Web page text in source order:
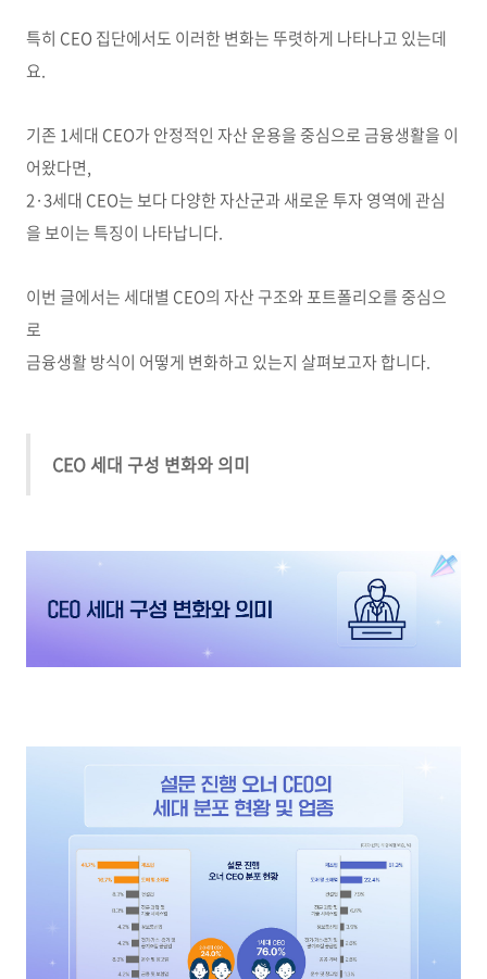
특히 CEO 집단에서도 이러한 변화는 뚜렷하게 나타나고 있는데
요.
기존 1세대 CEO가 안정적인 자산 운용을 중심으로 금융생활을 이
어왔다면,
2·3세대 CEO는 보다 다양한 자산군과 새로운 투자 영역에 관심
을 보이는 특징이 나타납니다.
이번 글에서는 세대별 CEO의 자산 구조와 포트폴리오를 중심으
로
금융생활 방식이 어떻게 변화하고 있는지 살펴보고자 합니다.
CEO 세대 구성 변화와 의미